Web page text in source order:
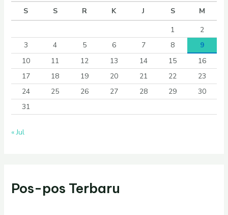
S
S R K J S
M
1
2
3
4 5 6 7 8
9
10
11 12 13 14 15
16
17
18 19 20 21 22
23
24
25 26 27 28 29
30
31
« Jul
Pos-pos Terbaru